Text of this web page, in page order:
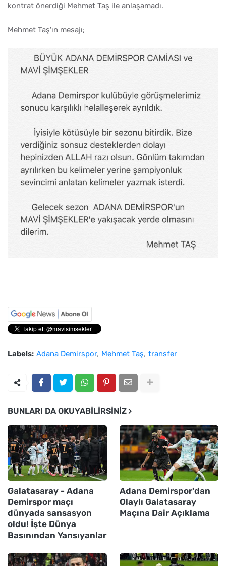
kontrat önerdiği Mehmet Taş ile anlaşamadı.
Mehmet Taş'ın mesajı;
Labels: Adana Demirspor Mehmet Taş transfer
BUNLARI DA OKUYABILIRSINIZ
Galatasaray - Adana
Demirspor maçı
dünyada sansasyon
oldu! İşte Dünya
Basınından Yansıyanlar
Adana Demirspor'dan
Olaylı Galatasaray
Maçına Dair Açıklama